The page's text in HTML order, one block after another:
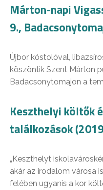
Márton-napi
9.,
Újbor kóstolóval,
köszöntik Szent Márton
Badacsonytomajon a
Keszthelyi költők
találkozások
„Keszthelyt
akár az irodalom városa
felében ugyanis a kor